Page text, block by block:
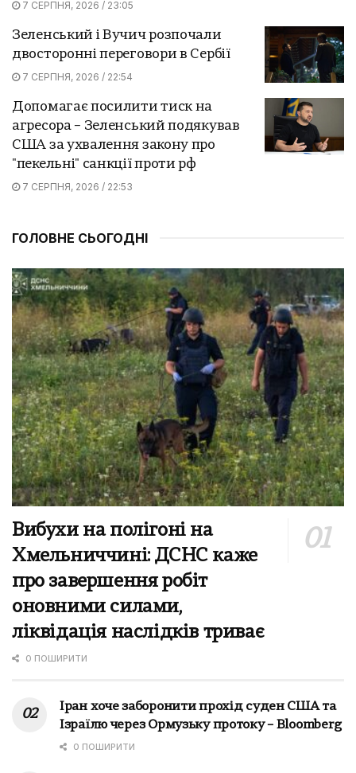
7 СЕРПНЯ, 2026 / 23:05
Зеленський і Вучич розпочали
двосторонні переговори в Сербії
7 СЕРПНЯ, 2026 / 22:54
Допомагає посилити тиск на
агресора – Зеленський подякував
США за ухвалення закону про
"пекельні" санкції проти рф
7 СЕРПНЯ, 2026 / 22:53
ГОЛОВНЕ СЬОГОДНІ
Вибухи на полігоні на
Хмельниччині: ДСНС каже
про завершення робіт
оновними силами,
ліквідація наслідків триває
0 ПОШИРИТИ
Іран хоче заборонити прохід суден США та
Ізраїлю через Ормузьку протоку – Bloomberg
0 ПОШИРИТИ